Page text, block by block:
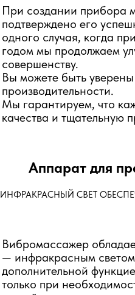
При создании прибора
подтверждено его
одного случая, когда
годом мы продолжаем
совершенству.
Вы можете быть
производительности.
Мы гарантируем, что
качества и тщательную
Аппарат для
ИНФРАКРАСНЫЙ СВЕТ
Вибромассажер
— инфракрасным
дополнительной
только при